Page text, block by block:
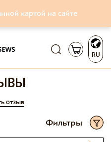
картой на сайте
RU
отзыв
Фильтры